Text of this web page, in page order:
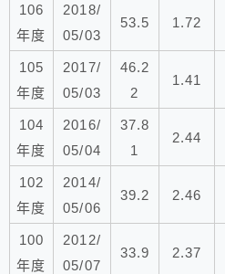
106
年度
2018/
05/03
53.5 1.72
105
年度
2017/
05/03
46.2
2
1.41
104
年度
2016/
05/04
37.8
1
2.44
102
年度
2014/
05/06
39.2 2.46
100
年度
2012/
05/07
33.9 2.37